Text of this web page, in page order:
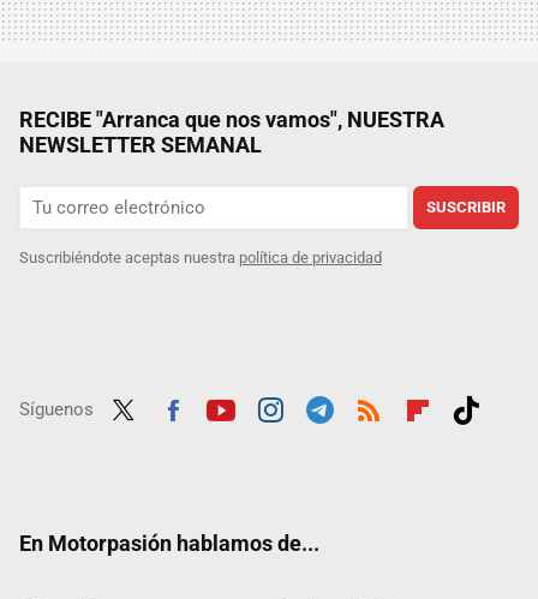
RECIBE "Arranca que nos vamos", NUESTRA
NEWSLETTER SEMANAL
SUSCRIBIR
Suscribiéndote aceptas nuestra política de privacidad
Síguenos
En Motorpasión hablamos de...